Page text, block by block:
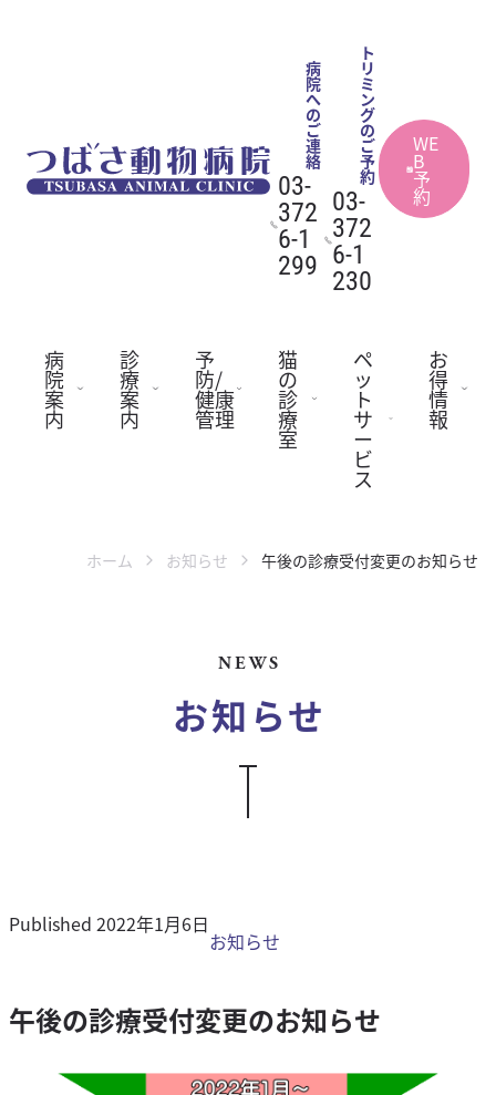
病
院
案
内
診
療
案
内
予
防/
健康
管理
猫
の
診
療
室
ペ
ッ
ト
サ
ー
ビ
ス
お
得
情
報
病
院
へ
の
ご
連
絡
03-
372
6-1
299
ト
リ
ミ
ン
グ
の
ご
予
約
03-
372
6-1
230
WE
B
予
約
お知らせ
NEWS
ホーム お知らせ 午後の診療受付変更のお知らせ
Published 2022年1月6日
お知らせ
午後の診療受付変更のお知らせ
スタッフ紹介
診療案内
歯科特別外来
循環器専門外来